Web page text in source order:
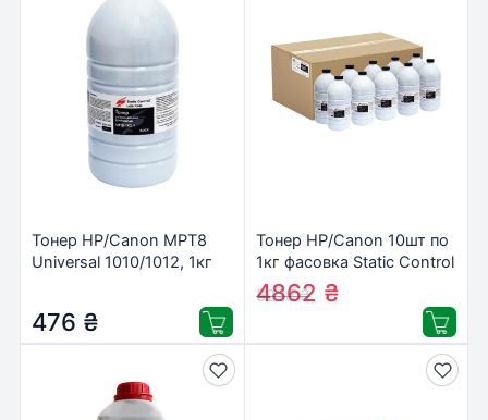
Тонер HP/Canon MPT8
Universal 1010/1012, 1кг
476 ₴
Тонер HP/Canon 10шт по
1кг фасовка Static Control
(MPT11-1KG-10-P)
5228₴
4862 ₴